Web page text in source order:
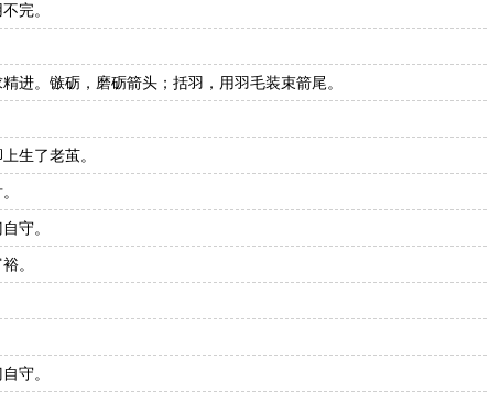
完。
进。镞砺，磨砺箭头；括羽，用羽毛装束箭尾。
生了老茧。
守。
。
守。